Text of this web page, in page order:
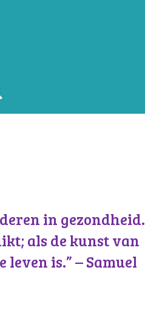
in gezondheid.
als de kunst van
is.” – Samuel